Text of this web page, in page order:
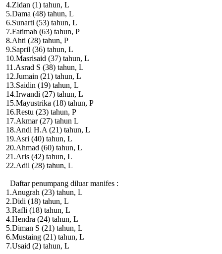
4.Zidan (1) tahun, L
5.Dama (48) tahun, L
6.Sunarti (53) tahun, L
7.Fatimah (63) tahun, P
8.Ahti (28) tahun, P
9.Sapril (36) tahun, L
10.Masrisaid (37) tahun, L
11.Asrad S (38) tahun, L
12.Jumain (21) tahun, L
13.Saidin (19) tahun, L
14.Irwandi (27) tahun, L
15.Mayustrika (18) tahun, P
16.Restu (23) tahun, P
17.Akmar (27) tahun L
18.Andi H.A (21) tahun, L
19.Asri (40) tahun, L
20.Ahmad (60) tahun, L
21.Aris (42) tahun, L
22.Adil (28) tahun, L
Daftar penumpang diluar manifes :
1.Anugrah (23) tahun, L
2.Didi (18) tahun, L
3.Rafli (18) tahun, L
4.Hendra (24) tahun, L
5.Diman S (21) tahun, L
6.Mustaing (21) tahun, L
7.Usaid (2) tahun, L